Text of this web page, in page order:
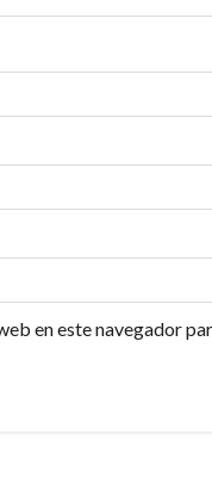
en este navegador